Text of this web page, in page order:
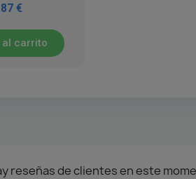
€
al carrito
reseñas de clientes en este